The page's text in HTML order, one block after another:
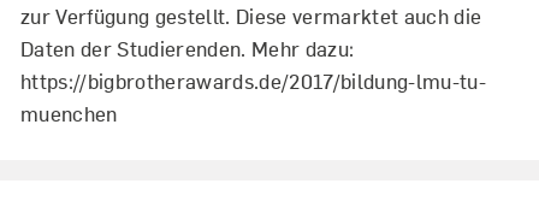
zur Verfügung gestellt. Diese vermarktet auch die
Daten der Studierenden. Mehr dazu:
https://bigbrotherawards.de/2017/bildung-lmu-tu-
muenchen